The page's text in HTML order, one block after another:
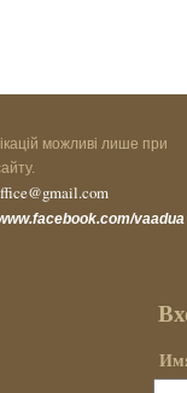
можливі лише при
vaadua